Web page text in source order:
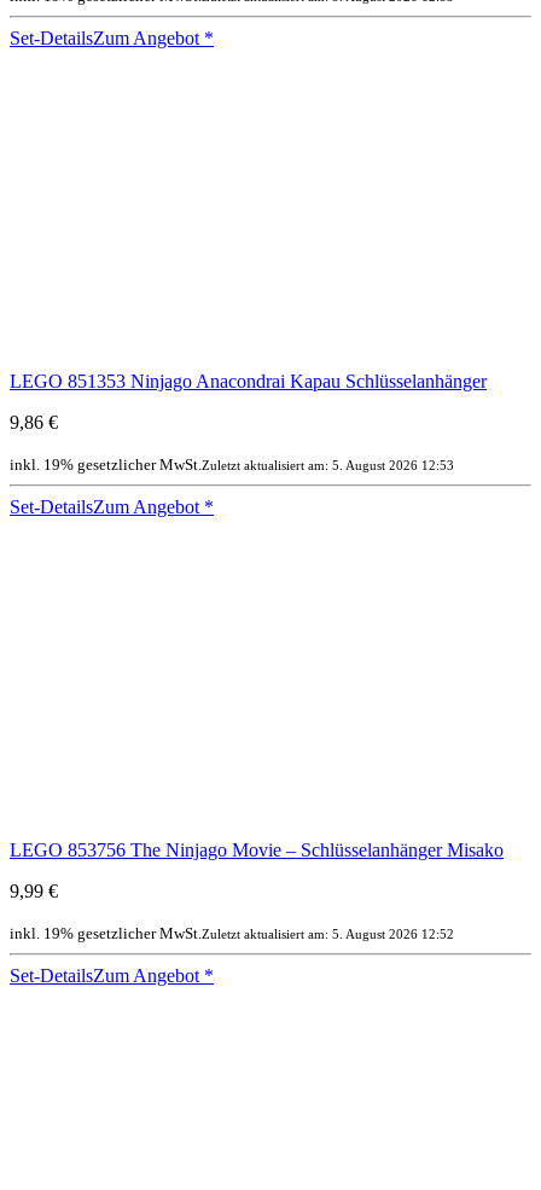
Set-DetailsZum Angebot *
LEGO 851353 Ninjago Anacondrai Kapau Schlüsselanhänger
9,86 €
inkl. 19% gesetzlicher MwSt.Zuletzt aktualisiert am: 5. August 2026 12:53
Set-DetailsZum Angebot *
LEGO 853756 The Ninjago Movie – Schlüsselanhänger Misako
9,99 €
inkl. 19% gesetzlicher MwSt.Zuletzt aktualisiert am: 5. August 2026 12:52
Set-DetailsZum Angebot *